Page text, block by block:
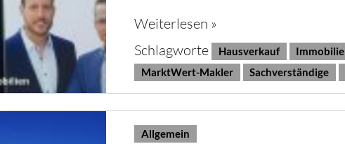
Weiterlesen »
Schlagworte
Hausverkauf Immobilie
MarktWert-Makler
Sachverständige
Allgemein